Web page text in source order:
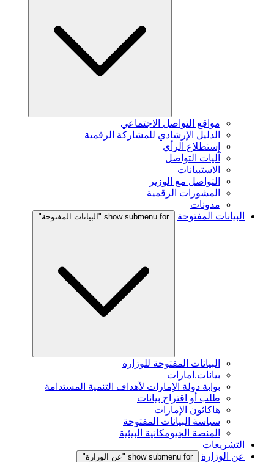
مواقع التواصل الاجتماعي
الدليل الإرشادي للمشاركة الرقمية
إستطلاع الرأي
آليات التواصل
الاستبيانات
التواصل مع الوزير
المشورات الرقمية
مدونات
البيانات المفتوحة
show submenu for "البيانات المفتوحة"
البيانات المفتوحة للوزارة
بيانات.امارات
بوابة دولة الإمارات لأهداف التنمية المستدامة
طلب أو اقتراح بيانات
هاكاثون الإمارات
سياسة البيانات المفتوحة
المنصة الجيومكانية البيئية
التشريعات
عن الوزارة
show submenu for "عن الوزارة"